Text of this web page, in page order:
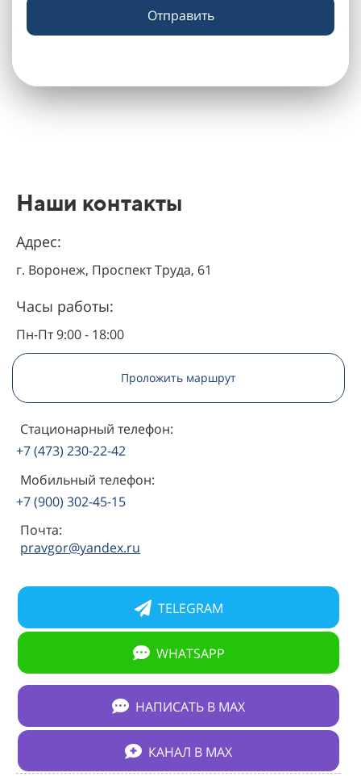
Отправить
Наши контакты
Адрес:
г. Воронеж, Проспект Труда, 61
Часы работы:
Пн-Пт 9:00 - 18:00
Проложить маршрут
Стационарный телефон:
+7 (473) 230-22-42
Мобильный телефон:
+7 (900) 302-45-15
Почта:
pravgor@yandex.ru
TELEGRAM
WHATSAPP
НАПИСАТЬ В МАХ
КАНАЛ В МАХ